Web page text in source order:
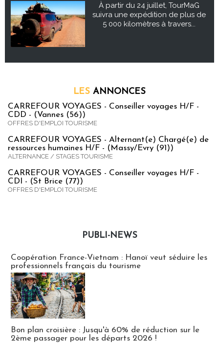
À partir du 24 juillet, TourMaG
suivra une expédition de plus de
5 000 kilomètres à travers...
LES ANNONCES
CARREFOUR VOYAGES - Conseiller voyages H/F -
CDD - (Vannes (56))
OFFRES D'EMPLOI TOURISME
CARREFOUR VOYAGES - Alternant(e) Chargé(e) de
ressources humaines H/F - (Massy/Evry (91))
ALTERNANCE / STAGES TOURISME
CARREFOUR VOYAGES - Conseiller voyages H/F -
CDI - (St Brice (77))
OFFRES D'EMPLOI TOURISME
PUBLI-NEWS
Coopération France-Vietnam : Hanoï veut séduire les
professionnels français du tourisme
Bon plan croisière : Jusqu'à 60% de réduction sur le
2ème passager pour les départs 2026 !